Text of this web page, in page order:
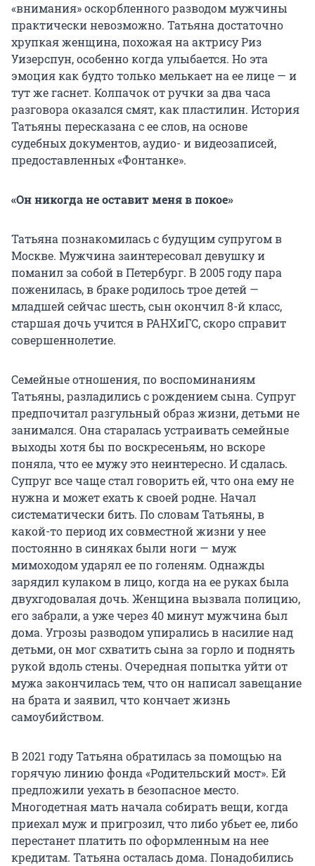
«внимания» оскорбленного разводом мужчины
практически невозможно. Татьяна достаточно
хрупкая женщина, похожая на актрису Риз
Уизерспун, особенно когда улыбается. Но эта
эмоция как будто только мелькает на ее лице — и
тут же гаснет. Колпачок от ручки за два часа
разговора оказался смят, как пластилин. История
Татьяны пересказана с ее слов, на основе
судебных документов, аудио- и видеозаписей,
предоставленных «Фонтанке».
«Он никогда не оставит меня в покое»
Татьяна познакомилась с будущим супругом в
Москве. Мужчина заинтересовал девушку и
поманил за собой в Петербург. В 2005 году пара
поженилась, в браке родилось трое детей —
младшей сейчас шесть, сын окончил 8-й класс,
старшая дочь учится в РАНХиГС, скоро справит
совершеннолетие.
Семейные отношения, по воспоминаниям
Татьяны, разладились с рождением сына. Супруг
предпочитал разгульный образ жизни, детьми не
занимался. Она старалась устраивать семейные
выходы хотя бы по воскресеньям, но вскоре
поняла, что ее мужу это неинтересно. И сдалась.
Супруг все чаще стал говорить ей, что она ему не
нужна и может ехать к своей родне. Начал
систематически бить. По словам Татьяны, в
какой-то период их совместной жизни у нее
постоянно в синяках были ноги — муж
мимоходом ударял ее по голеням. Однажды
зарядил кулаком в лицо, когда на ее руках была
двухгодовалая дочь. Женщина вызвала полицию,
его забрали, а уже через 40 минут мужчина был
дома. Угрозы разводом упирались в насилие над
детьми, он мог схватить сына за горло и поднять
рукой вдоль стены. Очередная попытка уйти от
мужа закончилась тем, что он написал завещание
на брата и заявил, что кончает жизнь
самоубийством.
В 2021 году Татьяна обратилась за помощью на
горячую линию фонда «Родительский мост». Ей
предложили уехать в безопасное место.
Многодетная мать начала собирать вещи, когда
приехал муж и пригрозил, что либо убьет ее, либо
перестанет платить по оформленным на нее
кредитам. Татьяна осталась дома. Понадобились